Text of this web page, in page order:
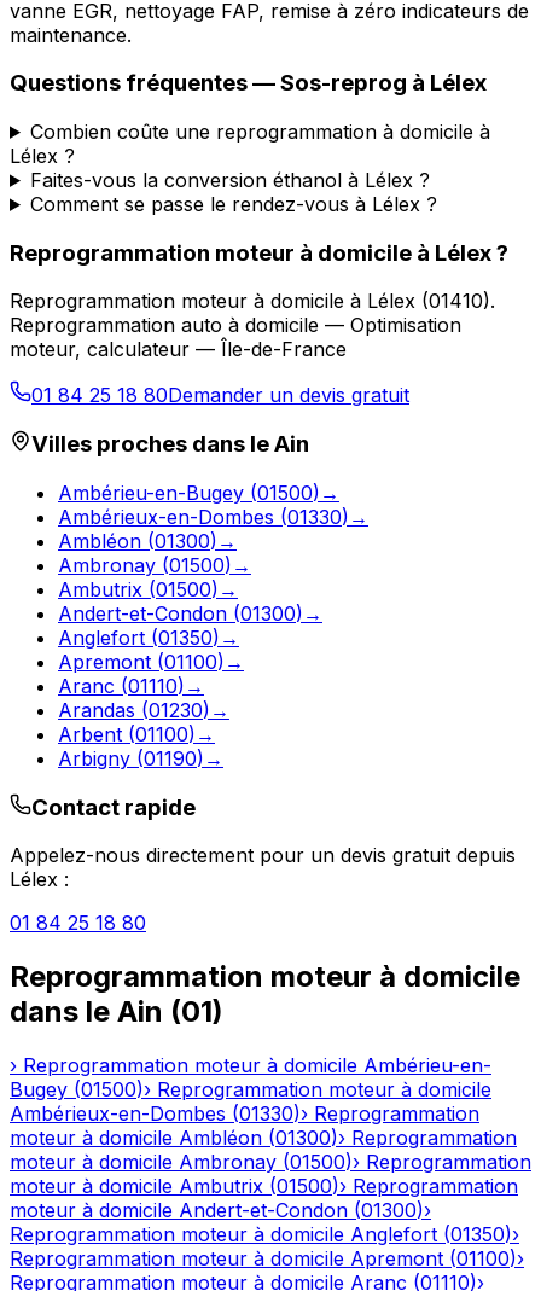
vanne EGR, nettoyage FAP, remise à zéro indicateurs de
maintenance.
Questions fréquentes —Sos-reprog à Lélex
Combien coûte une reprogrammation à domicile à
Lélex ?
Faites-vous la conversion éthanol à Lélex ?
Comment se passe le rendez-vous à Lélex ?
Reprogrammation moteur à domicile à Lélex?
Reprogrammation moteur à domicile à Lélex (01410).
Reprogrammation auto à domicile — Optimisation
moteur, calculateur — Île-de-France
01 84 25 18 80Demander un devis gratuit
Villes proches dans leAin
Ambérieu-en-Bugey (01500) →
Ambérieux-en-Dombes (01330) →
Ambléon (01300) →
Ambronay (01500) →
Ambutrix (01500) →
Andert-et-Condon (01300) →
Anglefort (01350) →
Apremont (01100) →
Aranc (01110) →
Arandas (01230) →
Arbent (01100) →
Arbigny (01190) →
Contact rapide
Appelez-nous directement pour un devis gratuit depuis
Lélex :
01 84 25 18 80
Reprogrammation moteur à domicile
dans le Ain (01)
› Reprogrammation moteur à domicile Ambérieu-en-
Bugey (01500)› Reprogrammation moteur à domicile
Ambérieux-en-Dombes (01330)› Reprogrammation
moteur à domicile Ambléon (01300)› Reprogrammation
moteur à domicile Ambronay (01500)› Reprogrammation
moteur à domicile Ambutrix (01500)› Reprogrammation
moteur à domicile Andert-et-Condon (01300)›
Reprogrammation moteur à domicile Anglefort (01350)›
Reprogrammation moteur à domicile Apremont (01100)›
Reprogrammation moteur à domicile Aranc (01110)›